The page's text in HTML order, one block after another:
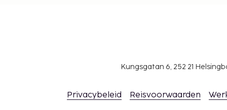
Kungsgatan 6, 252 21
Privacybeleid Reisvoorwaarden